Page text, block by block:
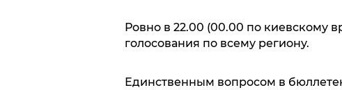
Ровно в 22.00 (00.00 по киевскому
голосования по всему региону.
Единственным вопросом в